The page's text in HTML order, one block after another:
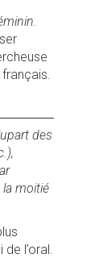
des
moitié
l’oral.